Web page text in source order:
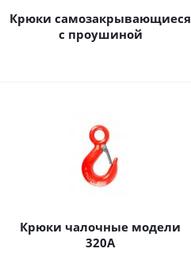
Крюки самозакрывающиеся
с проушиной
Крюки чалочные модели
320А